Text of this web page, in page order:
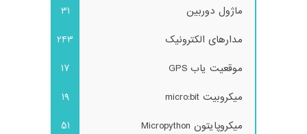
ماژول دوربین
31
مدارهای الکترونیک
243
موقعیت یاب GPS
17
میکروبیت micro:bit
19
میکروپایتون Micropython
51